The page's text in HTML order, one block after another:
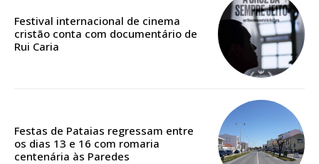
16€
Festival internacional de cinema
cristão conta com documentário de
Rui Caria
Festas de Pataias regressam entre
os dias 13 e 16 com romaria
centenária às Paredes